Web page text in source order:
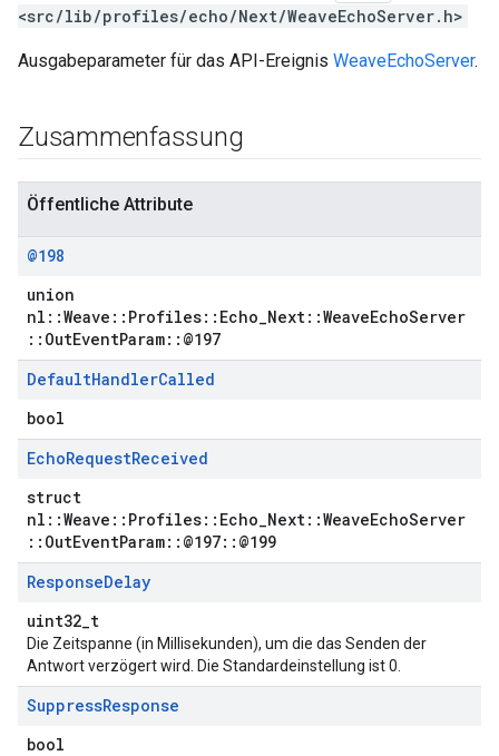
<src/lib/profiles/echo/Next/WeaveEchoServer.h>
Ausgabeparameter für das API-Ereignis WeaveEchoServer.
Zusammenfassung
Öffentliche Attribute
@198
union
nl::Weave::Profiles::Echo_Next::WeaveEchoServer
::OutEventParam::@197
DefaultHandlerCalled
bool
EchoRequestReceived
struct
nl::Weave::Profiles::Echo_Next::WeaveEchoServer
::OutEventParam::@197::@199
ResponseDelay
uint32_t
Die Zeitspanne (in Millisekunden), um die das Senden der
Antwort verzögert wird. Die Standardeinstellung ist 0.
SuppressResponse
bool